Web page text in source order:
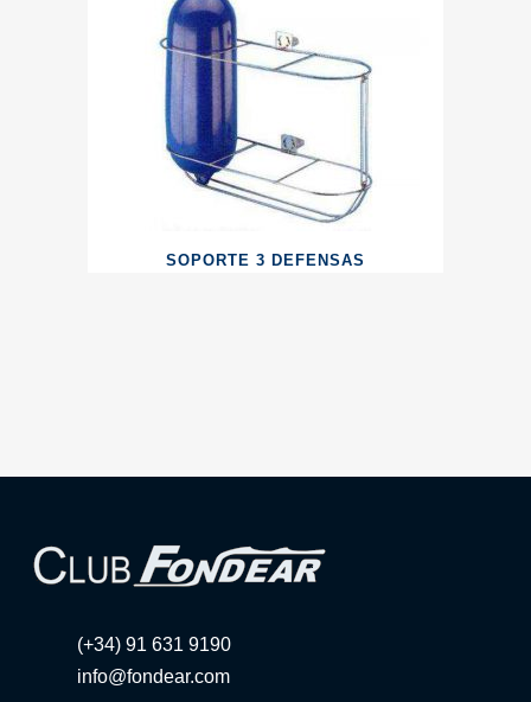
SOPORTE 3 DEFENSAS
(+34) 91 631 9190
info@fondear.com